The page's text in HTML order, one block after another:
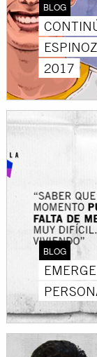
BLOG
2017
BLOG